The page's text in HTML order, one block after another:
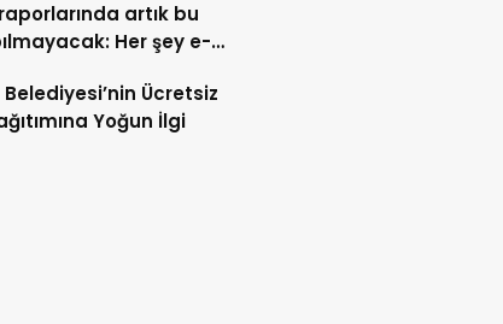
artık bu
Her şey e-
Ücretsiz
Yoğun İlgi